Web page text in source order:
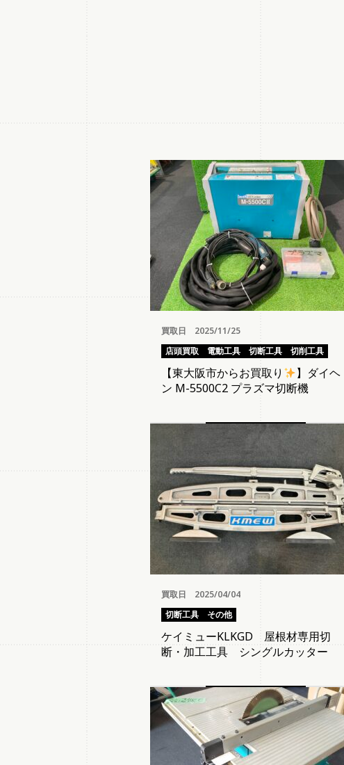
買取日 2025/11/25
店頭買取
電動工具 切断工具 切削工具
【東大阪市からお買取り
】ダイヘ
ン M-5500C2 プラズマ切断機
買取日 2025/04/04
切断工具
その他
ケイミューKLKGD 屋根材専用切
断・加工工具 シングルカッター